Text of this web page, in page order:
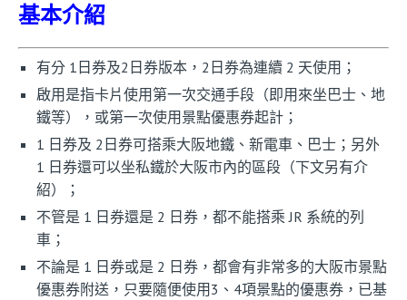
基本介紹
有分 1日券及2日券版本，2日券為連續 2 天使用；
啟用是指卡片使用第一次交通手段（即用來坐巴士、地
鐵等），或第一次使用景點優惠券起計；
1 日券及 2日券可搭乘大阪地鐵、新電車、巴士；另外
1 日券還可以坐私鐵於大阪市內的區段（下文另有介
紹）；
不管是 1 日券還是 2 日券，都不能搭乘 JR 系統的列
車；
不論是 1 日券或是 2 日券，都會有非常多的大阪市景點
優惠券附送，只要隨便使用3、4項景點的優惠券，已基